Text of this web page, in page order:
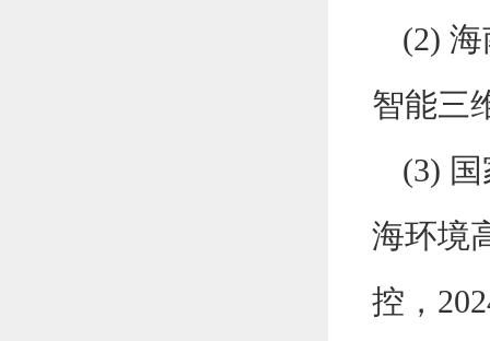
(2) 海
智能三
(3)
海环境
控，